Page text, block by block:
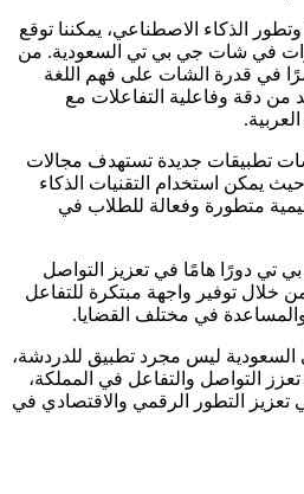
الذكاء الاصطناعي، يمكننا توقع
في شات جي بي تي السعودية. من
في قدرة الشات على فهم اللغة
من دقة وفاعلية التفاعلات مع
تطبيقات جديدة تستهدف مجالات
يمكن استخدام التقنيات الذكاء
متطورة وفعالة للطلاب في
دورًا هامًا في تعزيز التواصل
خلال توفير واجهة مبتكرة للتفاعل
في مختلف القضايا.
ليس مجرد تطبيق للدردشة،
التواصل والتفاعل في المملكة،
تعزيز التطور الرقمي والاقتصادي في